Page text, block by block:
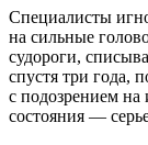
Специалисты
на сильные
судороги,
спустя три года,
с подозрением
состояния —